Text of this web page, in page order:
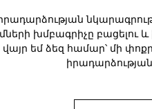
խմբագրիչը բացելու
եմ ձեզ համար՝ մի